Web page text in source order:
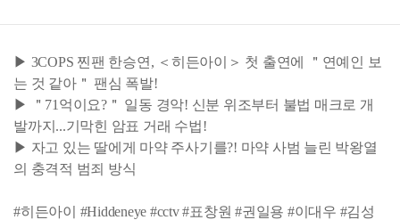
▶ 3COPS 찐팬 한승연, ＜히든아이＞ 첫 출연에 ＂연예인 보
는 것 같아＂ 팬심 폭발!
▶ ＂71억이요?＂ 일동 경악! 신분 위조부터 불법 매크로 개
발까지...기막힌 암표 거래 수법!
▶ 자고 있는 딸에게 마약 주사기를?! 마약 사범 늘린 박왕열
의 충격적 범죄 방식
#히든아이 #Hiddeneye #cctv #표창원 #권일용 #이대우 #김성